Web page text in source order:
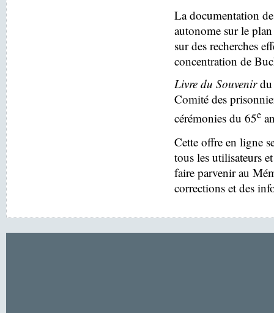
La documentation
autonome sur le
sur des recherches
concentration de
Livre du Souvenirdu
Comité des
cérémonies du 65e
Cette offre en ligne
tous les utilisateurs
faire parvenir au
corrections et des